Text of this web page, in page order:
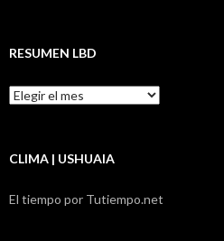
RESUMEN LBD
Resumen
LBD
CLIMA | USHUAIA
El tiempo por Tutiempo.net